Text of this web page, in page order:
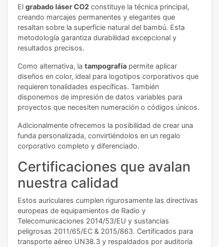
El grabado láser CO2 constituye la técnica principal,
creando marcajes permanentes y elegantes que
resaltan sobre la superficie natural del bambú. Esta
metodología garantiza durabilidad excepcional y
resultados precisos.
Como alternativa, la tampografía permite aplicar
diseños en color, ideal para logotipos corporativos que
requieren tonalidades específicas. También
disponemos de impresión de datos variables para
proyectos que necesiten numeración o códigos únicos.
Adicionalmente ofrecemos la posibilidad de crear una
funda personalizada, convirtiéndolos en un regalo
corporativo completo y diferenciado.
Certificaciones que avalan
nuestra calidad
Estos auriculares cumplen rigurosamente las directivas
europeas de equipamientos de Radio y
Telecomunicaciones 2014/53/EU y sustancias
peligrosas 2011/65/EC & 2015/863. Certificados para
transporte aéreo UN38.3 y respaldados por auditoría